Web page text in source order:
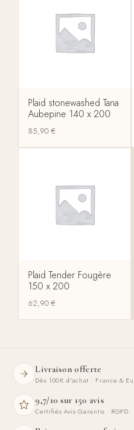
Plaid stonewashed Tana
Aubepine 140 x 200
85,90€
Plaid Tender Fougère
150 x 200
62,90€
Livraison offerte
Dès 100€ d'achat · France &
9,7/10 sur 150 avis
Certifiés Avis Garantis · RGPD